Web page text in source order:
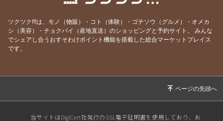
旅行クーポンが発表されました！
2020/03/28 人気の海外結婚式、ハワイウェディング | 新型
で旅行業者代理業の許可を頂きました
ツクツク!!!は、モノ（物販）・コト（体験）・ゴチソウ（グルメ）・オメカ
シ（美容）・チョクバイ（産地直送）のショッピングと予約サイト。
みんな
でシェアし合うおすそわけポイント機能を搭載した総合マーケットプレイス
です。
当サイトはDigiCert社発行のSSL電子証明書を使用しており、お